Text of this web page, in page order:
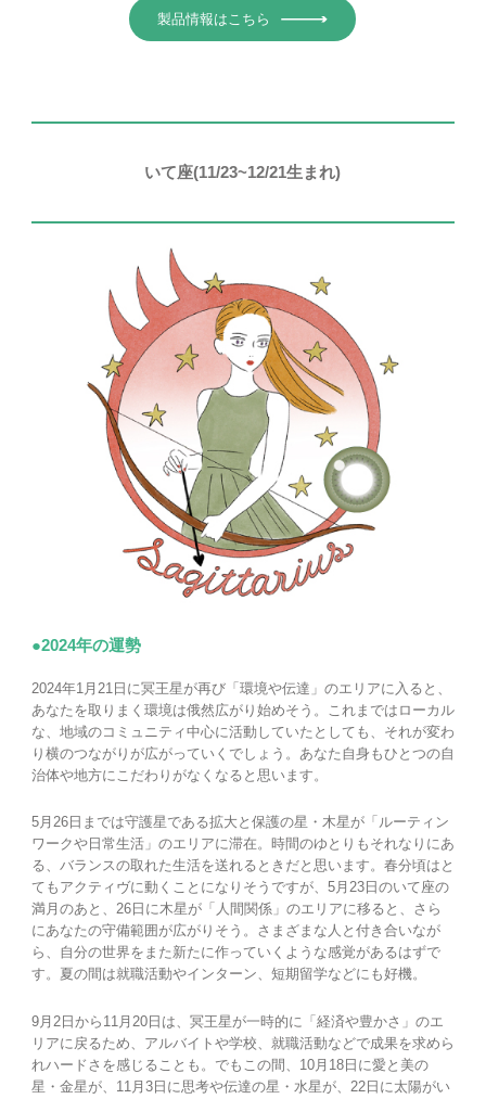
製品情報はこちら
いて座(11/23~12/21生まれ)
●2024年の運勢
2024年1月21日に冥王星が再び「環境や伝達」のエリアに入ると、
あなたを取りまく環境は俄然広がり始めそう。これまではローカル
な、地域のコミュニティ中心に活動していたとしても、それが変わ
り横のつながりが広がっていくでしょう。あなた自身もひとつの自
治体や地方にこだわりがなくなると思います。
5月26日までは守護星である拡大と保護の星・木星が「ルーティン
ワークや日常生活」のエリアに滞在。時間のゆとりもそれなりにあ
る、バランスの取れた生活を送れるときだと思います。春分頃はと
てもアクティヴに動くことになりそうですが、5月23日のいて座の
満月のあと、26日に木星が「人間関係」のエリアに移ると、さら
にあなたの守備範囲が広がりそう。さまざまな人と付き合いなが
ら、自分の世界をまた新たに作っていくような感覚があるはずで
す。夏の間は就職活動やインターン、短期留学などにも好機。
9月2日から11月20日は、冥王星が一時的に「経済や豊かさ」のエ
リアに戻るため、アルバイトや学校、就職活動などで成果を求めら
れハードさを感じることも。でもこの間、10月18日に愛と美の
星・金星が、11月3日に思考や伝達の星・水星が、22日に太陽がい